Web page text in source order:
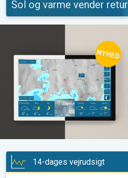
Sol og varme vender retur
14-dages vejrudsigt